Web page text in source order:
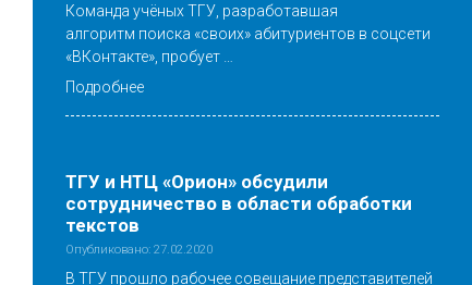
Команда учёных ТГУ, разработавшая
алгоритм поиска «своих» абитуриентов в соцсети
«ВКонтакте», пробует …
Подробнее
ТГУ и НТЦ «Орион» обсудили
сотрудничество в области обработки
текстов
Опубликовано: 27.02.2020
В ТГУ прошло рабочее совещание представителей